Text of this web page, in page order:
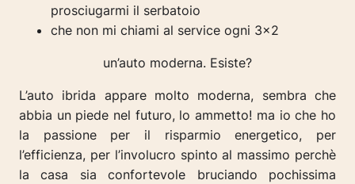
prosciugarmi il serbatoio
che non mi chiami al service ogni 3×2
un’auto moderna. Esiste?
L’auto ibrida appare molto moderna, sembra che
abbia un piede nel futuro, lo ammetto! ma io che ho
la passione per il risparmio energetico, per
l’efficienza, per l’involucro spinto al massimo perchè
la casa sia confortevole bruciando pochissima